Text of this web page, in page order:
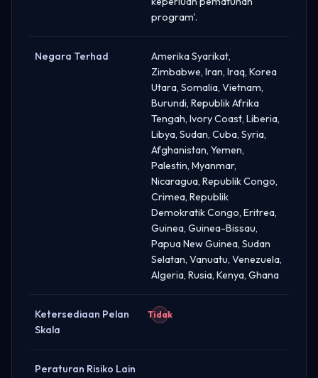
program'.
Negara Terhad
Amerika Syarikat,
Zimbabwe, Iran, Iraq, Korea
Utara, Somalia, Vietnam,
Burundi, Republik Afrika
Tengah, Ivory Coast, Liberia,
Libya, Sudan, Cuba, Syria,
Afghanistan, Yemen,
Palestin, Myanmar,
Nicaragua, Republik Congo,
Crimea, Republik
Demokratik Congo, Eritrea,
Guinea, Guinea-Bissau,
Papua New Guinea, Sudan
Selatan, Vanuatu, Venezuela,
Algeria, Rusia, Kenya, Ghana
Ketersediaan Pelan
Skala
Tidak
Peraturan Risiko Lain